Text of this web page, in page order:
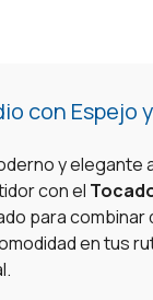
con Espejo
y elegante
con el
para combinar
en tus